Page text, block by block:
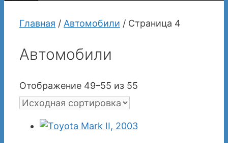
Главная / Автомобили / Страница 4
Автомобили
Отображение 49–55 из 55